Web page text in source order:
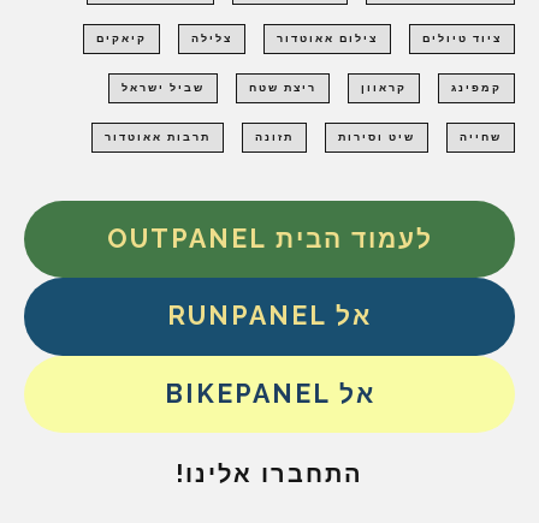
ציוד טיולים צילום אאוטדור צלילה קיאקים
קמפינג קראוון ריצת שטח שביל ישראל
שחייה שיט וסירות תזונה תרבות אאוטדור
לעמוד הבית OUTPANEL
אל RUNPANEL
אל BIKEPANEL
התחברו אלינו!